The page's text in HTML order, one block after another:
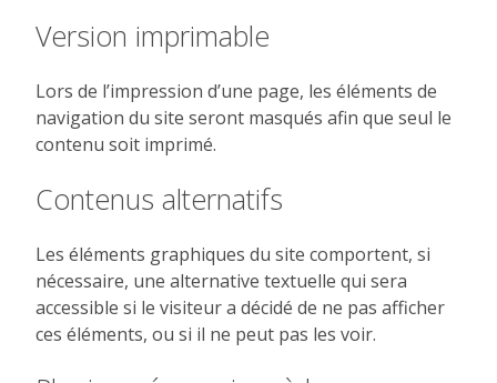
Version imprimable
Lors de l’impression d’une page, les éléments de
navigation du site seront masqués afin que seul le
contenu soit imprimé.
Contenus alternatifs
Les éléments graphiques du site comportent, si
nécessaire, une alternative textuelle qui sera
accessible si le visiteur a décidé de ne pas afficher
ces éléments, ou si il ne peut pas les voir.